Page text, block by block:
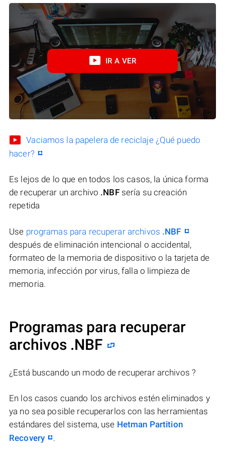
IR A VER
Vaciamos la papelera de reciclaje ¿Qué puedo
hacer?
Es lejos de lo que en todos los casos, la única forma
de recuperar un archivo .NBFsería su creación
repetida
Use programas para recuperar archivos .NBF
después de eliminación intencional o accidental,
formateo de la memoria de dispositivo o la tarjeta de
memoria, infección por virus, falla o limpieza de
memoria.
Programas para recuperar
archivos .NBF
¿Está buscando un modo de recuperar archivos ?
En los casos cuando los archivos estén eliminados y
ya no sea posible recuperarlos con las herramientas
estándares del sistema, use Hetman Partition
Recovery
.